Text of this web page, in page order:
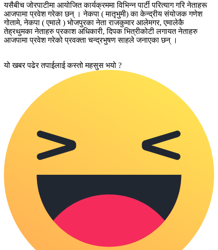
यसैबीच जोरपाटीमा आयोजित कार्यक्रममा विभिन्न पार्टी परित्याग गरि नेताहरू
आजपामा प्रवेश गरेका छन् । नेकपा ( मातृभुमी) का केन्द्रीय संयोजक गणेश
गोतामे, नेकपा ( एमाले ) भोजपुरका नेता राजकुमार आलेमगर, एमालेकै
तेह्रथुमका नेताहरु प्रकाश अधिकारी, दिपक भित्रीकोटी लगायत नेताहरु
आजपामा प्रवेश गरेको प्रवक्ता चन्द्रभुषण साहले जनाएका छन् ।
यो खबर पढेर तपाईलाई कस्तो महसुस भयो ?